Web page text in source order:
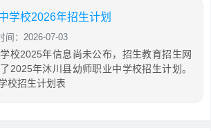
学校2026年招生计划
间：2026-07-03
校2025年信息尚未公布，招生教育招生网
2025年沐川县幼师职业中学校招生计划。
校招生计划表